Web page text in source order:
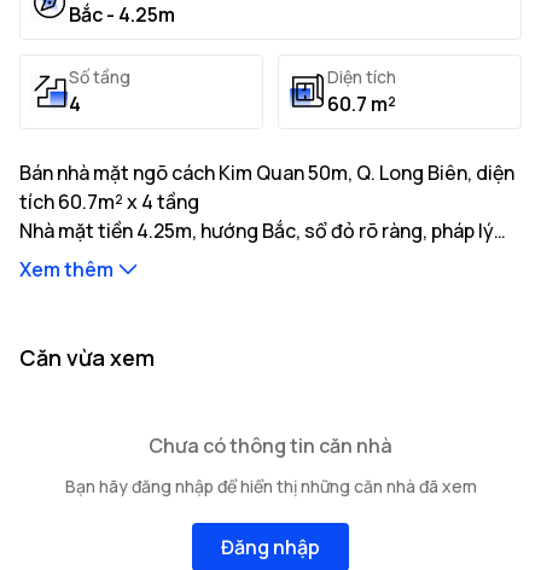
Bắc - 4.25m
Số tầng
4
Diện tích
60.7 m²
Bán nhà mặt ngõ cách Kim Quan 50m, Q. Long Biên, diện
tích 60.7m² x 4 tầng
Nhà mặt tiền 4.25m, hướng Bắc, sổ đỏ rõ ràng, pháp lý
minh bạch, giá tốt. Liên hệ gặp ngay chủ nhà.
tích xây dựng 250m²
Nhà mặt tiền 4.25m, hướng Bắc, độ rộng ngõ tiếp giáp
Vị trí nhà nằm tại tuyến đường Kim Quan với
trường học, bệnh viện và tiện ích xung quanh.
Xem thêm
Căn vừa xem
Chưa có thông tin căn nhà
Bạn hãy đăng nhập để hiển thị những căn nhà đã xem
Đăng nhập